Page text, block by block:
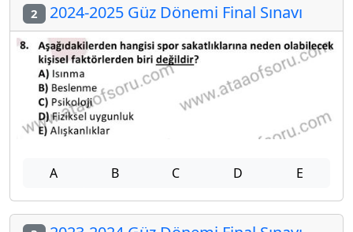
2 2024-2025 Güz Dönemi Final Sınavı
A B C D E